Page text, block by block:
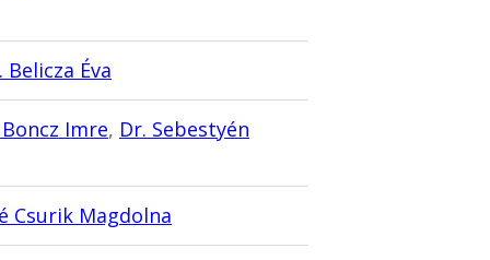
Belicza Éva
Imre, Dr. Sebestyén
Csurik Magdolna